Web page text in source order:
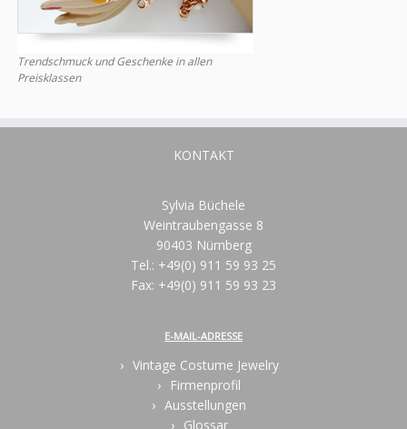
Trendschmuck und Geschenke in allen
Preisklassen
KONTAKT
Sylvia Büchele
Weintraubengasse 8
90403 Nürnberg
Tel.: +49(0) 911 59 93 25
Fax: +49(0) 911 59 93 23
E-MAIL-ADRESSE
Vintage Costume Jewelry
Firmenprofil
Ausstellungen
Glossar